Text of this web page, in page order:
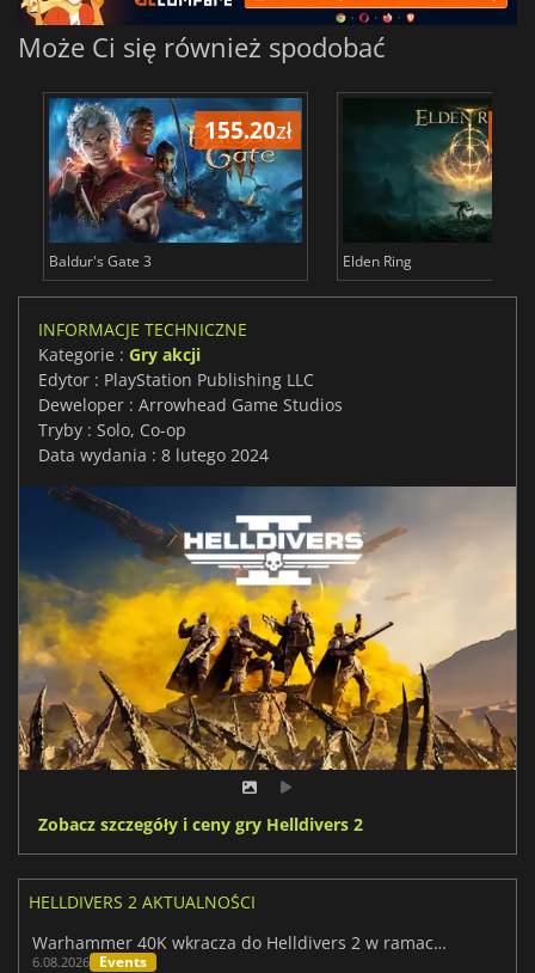
Może Ci się również spodobać
155.20zł
Baldur's Gate 3 Elden Ring
INFORMACJE TECHNICZNE
Kategorie : Gry akcji
Edytor : PlayStation Publishing LLC
Deweloper : Arrowhead Game Studios
Tryby : Solo, Co-op
Data wydania : 8 lutego 2024
Zobacz szczegóły i ceny gry Helldivers 2
HELLDIVERS 2 AKTUALNOŚCI
Warhammer 40K wkracza do Helldivers 2 w ramach epickiej nowej współpracy
6.08.2026 Events